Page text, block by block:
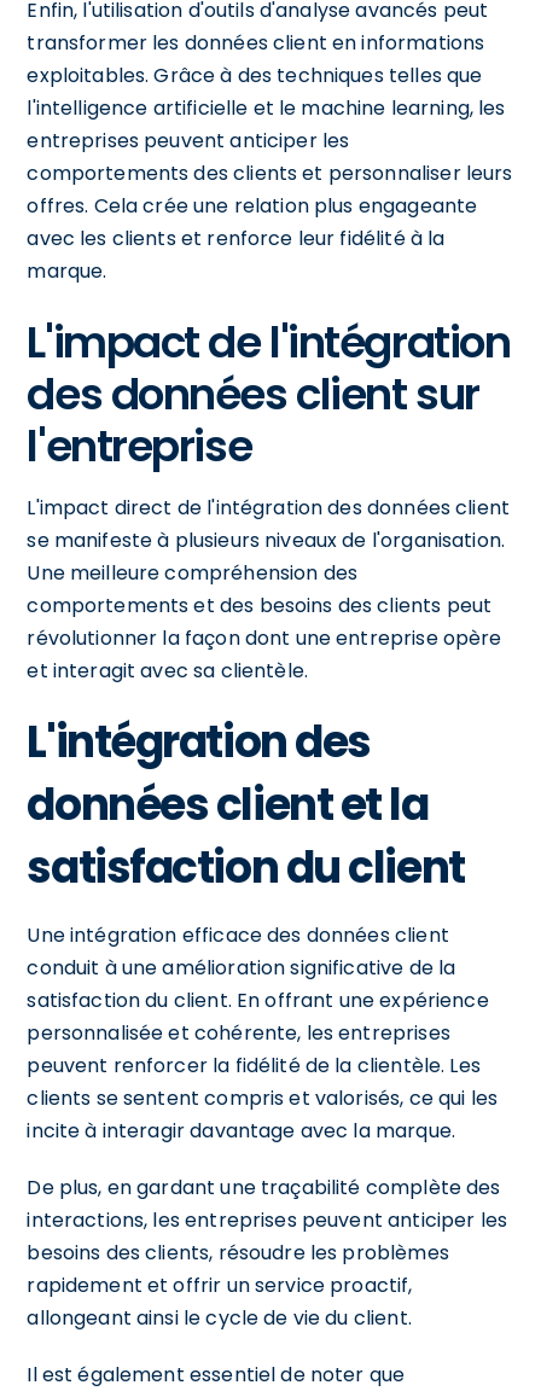
Enfin, l'utilisation d'outils d'analyse avancés peut
transformer les données client en informations
exploitables. Grâce à des techniques telles que
l'intelligence artificielle et le machine learning, les
entreprises peuvent anticiper les
comportements des clients et personnaliser leurs
offres. Cela crée une relation plus engageante
avec les clients et renforce leur fidélité à la
marque.
L'impact de l'intégration
des données client sur
l'entreprise
L'impact direct de l'intégration des données client
se manifeste à plusieurs niveaux de l'organisation.
Une meilleure compréhension des
comportements et des besoins des clients peut
révolutionner la façon dont une entreprise opère
et interagit avec sa clientèle.
L'intégration des
données client et la
satisfaction du client
Une intégration efficace des données client
conduit à une amélioration significative de la
satisfaction du client. En offrant une expérience
personnalisée et cohérente, les entreprises
peuvent renforcer la fidélité de la clientèle. Les
clients se sentent compris et valorisés, ce qui les
incite à interagir davantage avec la marque.
De plus, en gardant une traçabilité complète des
interactions, les entreprises peuvent anticiper les
besoins des clients, résoudre les problèmes
rapidement et offrir un service proactif,
allongeant ainsi le cycle de vie du client.
Il est également essentiel de noter que